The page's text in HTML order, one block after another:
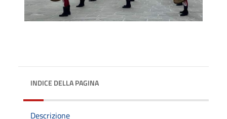
INDICE DELLA PAGINA
Descrizione